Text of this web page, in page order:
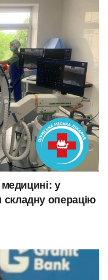
медицині: у
операцію